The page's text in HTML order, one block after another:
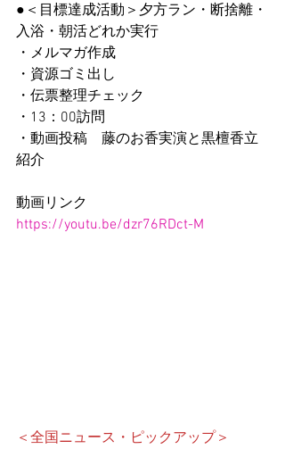
●＜目標達成活動＞夕方ラン・断捨離・
入浴・朝活どれか実行
・メルマガ作成
・資源ゴミ出し
・伝票整理チェック
・13：00訪問
・動画投稿　藤のお香実演と黒檀香立
紹介
動画リンク
https://youtu.be/dzr76RDct-M
＜全国ニュース・ピックアップ＞